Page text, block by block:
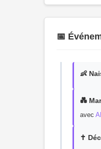
📅
👶
💑
avec
✝️